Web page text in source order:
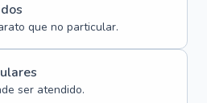
que no particular.
ser atendido.